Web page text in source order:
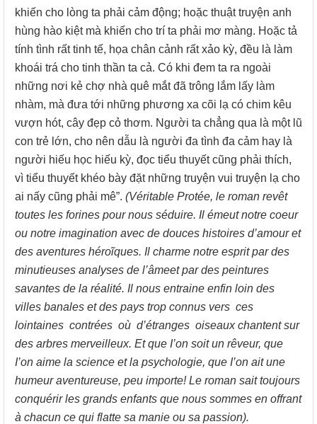
khiến cho lòng ta phải cảm động; hoặc thuật truyện anh
hùng hào kiệt mà khiến cho trí ta phải mơ màng. Hoặc tả
tính tình rất tinh tế, họa chân cảnh rất xảo kỳ, đều là làm
khoái trá cho tinh thần ta cả. Có khi đem ta ra ngoài
những nơi kẻ chợ nhà quê mắt đã trông lắm lấy làm
nhàm, mà đưa tới những phương xa cõi lạ có chim kêu
vượn hót, cây đẹp cỏ thơm. Người ta chẳng qua là một lũ
con trẻ lớn, cho nên dẫu là người đa tình đa cảm hay là
người hiếu học hiếu kỳ, đọc tiểu thuyết cũng phải thích,
vì tiểu thuyết khéo bày đặt những truyện vui truyện lạ cho
ai nấy cũng phải mê”. (Véritable Protée, le roman revêt
toutes les forines pour nous séduire. Il émeut notre coeur
ou notre imagination avec de douces histoires d’amour et
des aventures héroĩques. Il charme notre esprit par des
minutieuses analyses de l’âmeet par des peintures
savantes de la réalité. Il nous entraine enfin loin des
villes banales et des pays trop connus vers ces
lointaines contrées où d’étranges oiseaux chantent sur
des arbres merveilleux. Et que I’on soit un rêveur, que
I’on aime la science et la psychologie, que I’on ait une
humeur aventureuse, peu importe! Le roman sait toujours
conquérir les grands enfants que nous sommes en offrant
à chacun ce qui flatte sa manie ou sa passion).